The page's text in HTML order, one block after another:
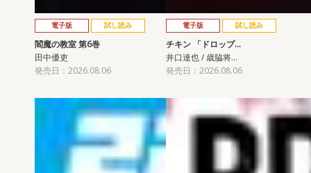
電子版 試し読み
閻魔の教室 第6巻
田中優吏
発売日：2026.08.06
電子版 試し読み
チキン 「ドロップ…
井口達也 / 歳脇将…
発売日：2026.08.06